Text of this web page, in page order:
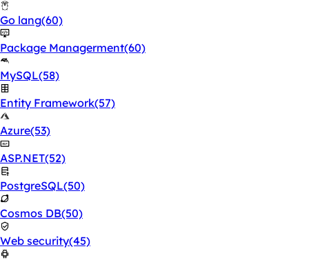
Go lang(60)
Package Managerment(60)
MySQL(58)
Entity Framework(57)
Azure(53)
ASP.NET(52)
PostgreSQL(50)
Cosmos DB(50)
Web security(45)